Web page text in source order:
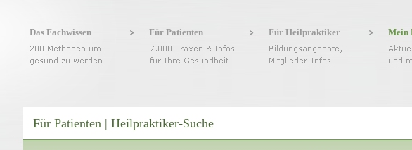
Das Fachwissen Für Patienten Für Heilpraktiker Mein
Für Patienten | Heilpraktiker-Suche